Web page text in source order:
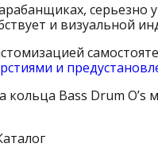
и визуальной
и
кольца Bass Drum